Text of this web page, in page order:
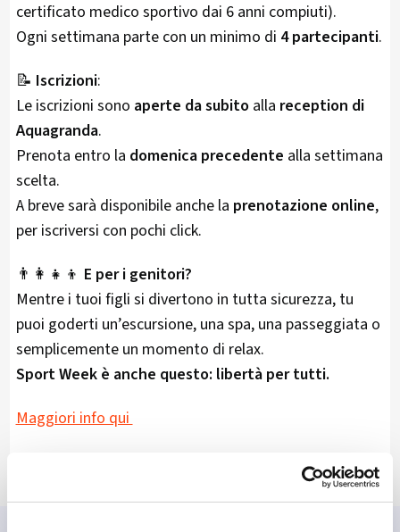
certificato medico sportivo dai 6 anni compiuti).
Ogni settimana parte con un minimo di 4 partecipanti.
📝 Iscrizioni:
Le iscrizioni sono aperte da subito alla reception di
Aquagranda.
Prenota entro la domenica precedente alla settimana
scelta.
A breve sarà disponibile anche la prenotazione online,
per iscriversi con pochi click.
👨‍👩‍👧‍👦 E per i genitori?
Mentre i tuoi figli si divertono in tutta sicurezza, tu
puoi goderti un’escursione, una spa, una passeggiata o
semplicemente un momento di relax.
Sport Week è anche questo: libertà per tutti.
Maggiori info qui